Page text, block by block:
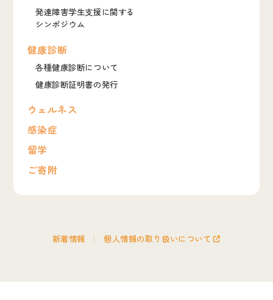
発達障害学生支援に関する
シンポジウム
健康診断
各種健康診断について
健康診断証明書の発行
ウェルネス
感染症
留学
ご寄附
新着情報 個人情報の取り扱いについて